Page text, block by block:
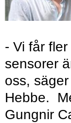
- Vi får
sensorer
oss,
Hebbe.
Gungnir